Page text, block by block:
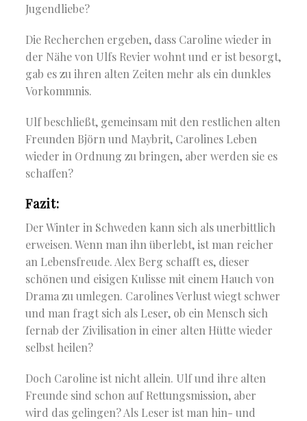
Jugendliebe?
Die Recherchen ergeben, dass Caroline wieder in
der Nähe von Ulfs Revier wohnt und er ist besorgt,
gab es zu ihren alten Zeiten mehr als ein dunkles
Vorkommnis.
Ulf beschließt, gemeinsam mit den restlichen alten
Freunden Björn und Maybrit, Carolines Leben
wieder in Ordnung zu bringen, aber werden sie es
schaffen?
Fazit:
Der Winter in Schweden kann sich als unerbittlich
erweisen. Wenn man ihn überlebt, ist man reicher
an Lebensfreude. Alex Berg schafft es, dieser
schönen und eisigen Kulisse mit einem Hauch von
Drama zu umlegen. Carolines Verlust wiegt schwer
und man fragt sich als Leser, ob ein Mensch sich
fernab der Zivilisation in einer alten Hütte wieder
selbst heilen?
Doch Caroline ist nicht allein. Ulf und ihre alten
Freunde sind schon auf Rettungsmission, aber
wird das gelingen? Als Leser ist man hin- und